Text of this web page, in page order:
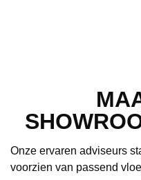
Onze ervaren adviseurs
voorzien van passend